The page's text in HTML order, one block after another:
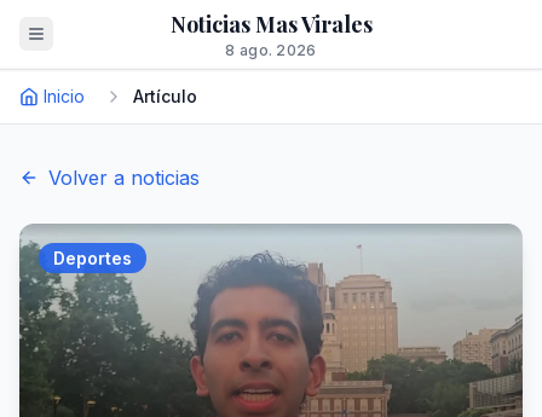
Noticias Mas Virales
8 ago. 2026
Inicio Artículo
Volver a noticias
Deportes